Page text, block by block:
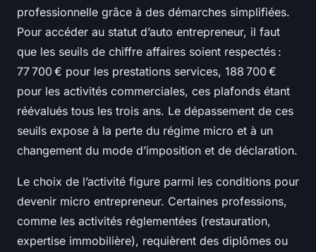
professionnelle grâce à des démarches simplifiées.
Pour accéder au statut d’auto entrepreneur, il faut
que les seuils de chiffre affaires soient respectés :
77 700 € pour les prestations services, 188 700 €
pour les activités commerciales, ces plafonds étant
réévalués tous les trois ans. Le dépassement de ces
seuils expose à la perte du régime micro et à un
changement du mode d’imposition et de déclaration.
Le choix de l’activité figure parmi les conditions pour
devenir micro entrepreneur. Certaines professions,
comme les activités réglementées (restauration,
expertise immobilière), requièrent des diplômes ou